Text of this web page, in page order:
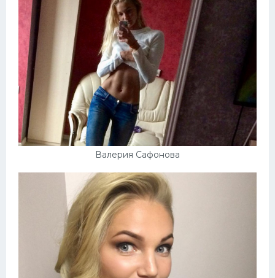
Валерия Сафонова